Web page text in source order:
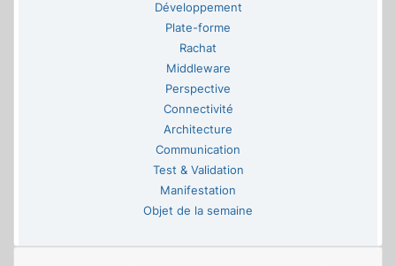
Développement
Plate-forme
Rachat
Middleware
Perspective
Connectivité
Architecture
Communication
Test & Validation
Manifestation
Objet de la semaine